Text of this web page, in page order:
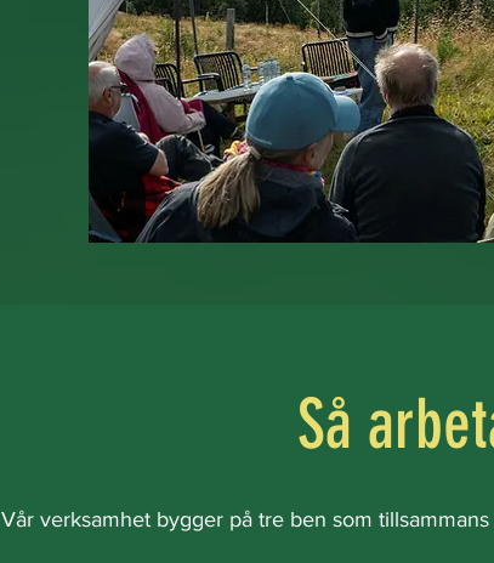
Så
Vår verksamhet bygger på tre ben som